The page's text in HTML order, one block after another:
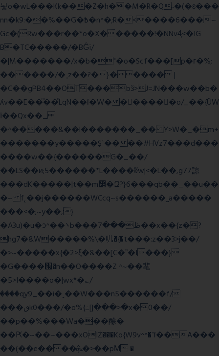
뇧o�wL���Kk���Z�h��M�R�Q˶�(�ɛ���
nn�k9:��%��G�߿�n^�;R�<����6���~
Gc�(Rw���r��*o�X������!�NNv4̙<�IG
B�TC�����/�BĜï/
�|M�������/x�b�"�o�Scf���[p�г�%;
������/�˱z��?�}����� |
�C��gPB4��OT���bӟ>J=JN���w��b�
ʎv��E��ͫ��ͫLqN��ſ�W���ً����o/_��{ÛW
ї��Qx��_
�^�����&��l�������_�� Y>W�_�m+
�������y�����$ߵ����#HVz7���d���
����w��{������G�_��/
��LS��ӣ;5������*L����ʬw|<�L��,g77諒
���dK�����|t��m߼�Զ?}6���qb��_��u��
�~ f˛��j������WCcq~s������˽a�����
���<�;~y��,}
�A3u)�u�ͻ^��܌b���ڟ���7��x��{z�?
hg7�&W�����%\�䶷�{�t���:z��3>j��/
�>~�����x{�2>ξ�&��[C�ˮ�I���}
�G����՗�n��O����Z ^~��靟
�5>I����o�|wx*�؎/
����qy9_��i�˻��W���n5������f/
���ٯk0���/�o%{߸[|���>�x�0��/
��p��%���Wa���酴�
��Ԗ�~��~���xOIŻ���Ko{W9v^^�ד��A���
��(��e����ܞ�>��pΜ �